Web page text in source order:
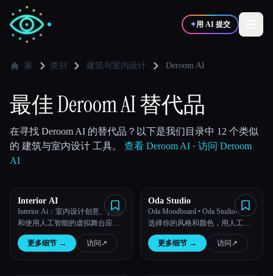
✦用 AI 提交
💻开发者 📈营销
博客
家 类别 建筑与室内设计 Deroom AI
最佳 Deroom AI 替代品
在寻找 Deroom AI 的替代品？以下是我们目录中 12 个类似
的 建筑与室内设计 工具。 查看 Deroom AI · 访问 Deroom
AI
Interior AI
Interior Ai：室内设计创意、灵感
和使用人工智能的虚拟舞台应用
程序
更多细节 → 访问 ↗︎
Oda Studio
Oda Moodboard • Oda Studio——
选择你的风格和颜色，用人工智
能在几秒钟内定制你的家。
更多细节 → 访问 ↗︎